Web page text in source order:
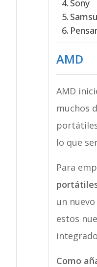
Sony
AMD
AMD
muchos
lo que
Para
un
estos
Como